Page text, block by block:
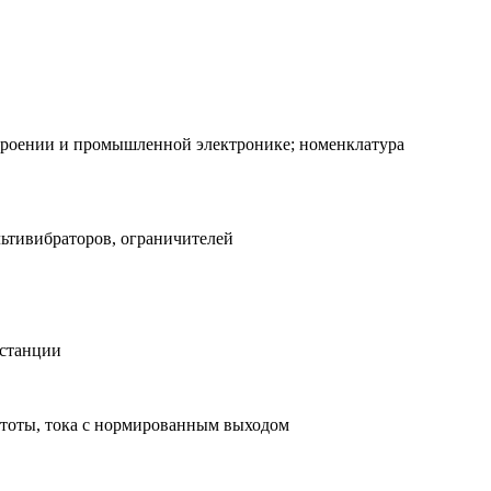
и промышленной электронике; номенклатура
ограничителей
тока с нормированным выходом